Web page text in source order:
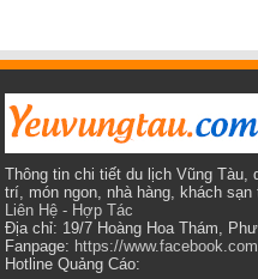
Thông tin chi tiết du lịch Vũng Tàu,
trí, món ngon, nhà hàng, khách sạn
Liên Hệ - Hợp Tác
Địa chỉ: 19/7 Hoàng Hoa Thám,
Fanpage: https://
Hotline Quảng Cáo: